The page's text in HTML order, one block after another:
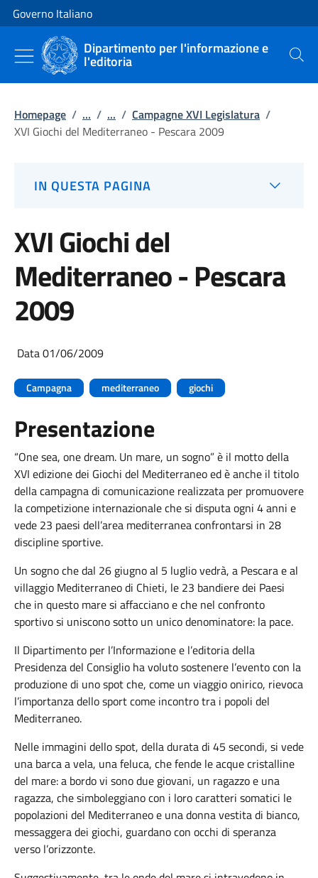
Vai al contenuto
Vai alla navigazione del sito
Governo Italiano
Dipartimento per l'informazione e
l'editoria Cerca
Homepage / ... / ... / Campagne XVI Legislatura /
XVI Giochi del Mediterraneo - Pescara 2009
IN QUESTA PAGINA
XVI Giochi del
Mediterraneo - Pescara
2009
Data 01/06/2009
Campagna mediterraneo giochi
Presentazione
“One sea, one dream. Un mare, un sogno” è il motto della
XVI edizione dei Giochi del Mediterraneo ed è anche il titolo
della campagna di comunicazione realizzata per promuovere
la competizione internazionale che si disputa ogni 4 anni e
vede 23 paesi dell’area mediterranea confrontarsi in 28
discipline sportive.
Un sogno che dal 26 giugno al 5 luglio vedrà, a Pescara e al
villaggio Mediterraneo di Chieti, le 23 bandiere dei Paesi
che in questo mare si affacciano e che nel confronto
sportivo si uniscono sotto un unico denominatore: la pace.
Il Dipartimento per l’Informazione e l’editoria della
Presidenza del Consiglio ha voluto sostenere l’evento con la
produzione di uno spot che, come un viaggio onirico, rievoca
l’importanza dello sport come incontro tra i popoli del
Mediterraneo.
Nelle immagini dello spot, della durata di 45 secondi, si vede
una barca a vela, una feluca, che fende le acque cristalline
del mare: a bordo vi sono due giovani, un ragazzo e una
ragazza, che simboleggiano con i loro caratteri somatici le
popolazioni del Mediterraneo e una donna vestita di bianco,
messaggera dei giochi, guardano con occhi di speranza
verso l’orizzonte.